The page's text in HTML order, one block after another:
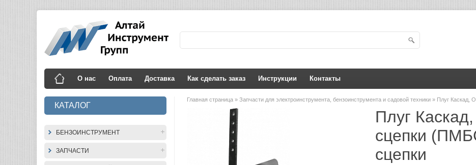
О нас Оплата Доставка Как сделать заказ Инструкции Контакты
КАТАЛОГ
БЕНЗОИНСТРУМЕНТ
ЗАПЧАСТИ
Главная страница » Запчасти для электроинструмента, бензоинструмента и садовой техники » Плуг Каскад,
Плуг
сцепки
сцепки